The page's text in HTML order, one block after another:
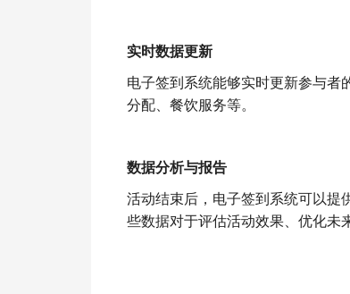
实时数据更新
电子签到系统能够实时更新参与者
分配、餐饮服务等。
数据分析与报告
活动结束后，电子签到系统可以提
些数据对于评估活动效果、优化未